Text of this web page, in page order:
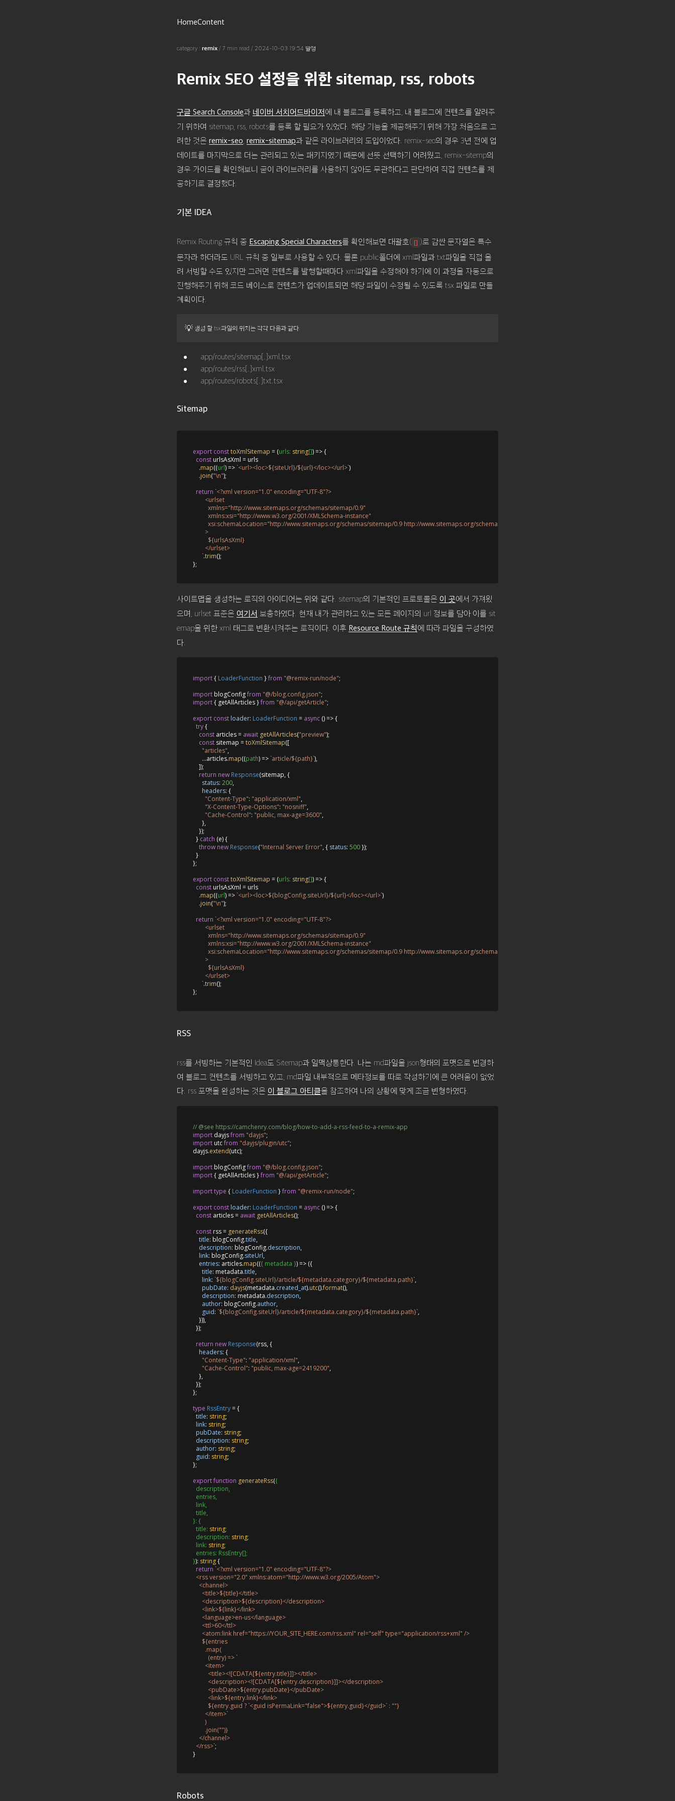
HomeContent
category : remix/7 min read / 2024-10-03 19:54 발행
Remix SEO 설정을 위한 sitemap, rss, robots
구글 Search Console과 네이버 서치어드바이저에 내 블로그를 등록하고, 내 블로그에 컨텐츠를 알려주
기 위하여 sitemap, rss, robots를 등록 할 필요가 있었다. 해당 기능을 제공해주기 위해 가장 처음으로 고
려한 것은 remix-seo remix-sitemap과 같은 라이브러리의 도입이었다. remix-seo의 경우 3년 전에 업
데이트를 마지막으로 더는 관리되고 있는 패키지였기 때문에 선뜻 선택하기 어려웠고, remix-sitemp의
경우 가이드를 확인해보니 굳이 라이브러리를 사용하지 않아도 무관하다고 판단하여 직접 컨텐츠를 제
공하기로 결정했다.
기본 IDEA
Remix Routing 규칙 중 Escaping Special Characters를 확인해보면 대괄호( [] )로 감싼 문자열은 특수
문자라 하더라도 URL 규칙 중 일부로 사용할 수 있다. 물론 public폴더에 xml파일과 txt파일을 직접 올
려 서빙할 수도 있지만 그러면 컨텐츠를 발행할때마다 xml파일을 수정해야 하기에 이 과정을 자동으로
진행해주기 위해 코드 베이스로 컨텐츠가 업데이트되면 해당 파일이 수정될 수 있도록 tsx 파일로 만들
계획이다.
💡 생성 할 tsx파일의 위치는 각각 다음과 같다.
app/routes/sitemap[.]xml.tsx
app/routes/rss[.]xml.tsx
app/routes/robots[.]txt.tsx
Sitemap
export consttoXmlSitemap = (urls: string[]) => {
const urlsAsXml = urls
    .
map((url) =>`<url><loc>${siteUrl}/${url}</loc></url>`)
    .
join("\n");
return `<?xml version="1.0" encoding="UTF-8"?>
        <urlset
          xmlns="http://www.sitemaps.org/schemas/sitemap/0.9"
          xmlns:xsi="http://www.w3.org/2001/XMLSchema-instance"
          xsi:schemaLocation="http://www.sitemaps.org/schemas/sitemap/0.9 http://www.sitemaps.org/schemas/sitemap/0.9/sitemap.xsd"
        >
${urlsAsXml}
        </urlset>
      `
.trim();
사이트맵을 생성하는 로직의 아이디어는 위와 같다. sitemap의 기본적인 프로토콜은 이 곳에서 가져욌
으며, urlset 표준은 여기서 보충하였다. 현재 내가 관리하고 있는 모든 페이지의 url 정보를 담아 이를 sit
emap을 위한 xml 태그로 변환시켜주는 로직이다. 이후 Resource Route 규칙에 따라 파일을 구성하였
다.
import { LoaderFunction } from "@remix-run/node";
import blogConfig from "@/blog.config.json"
import { getAllArticles } from "@/api/getArticle";
export const loader: LoaderFunction = async () => {
try {
const articles = await getAllArticles("preview");
const sitemap = toXmlSitemap([
"articles",
      ...articles.
map((path) =>`article/${path}`),
    ]);
return new Response(sitemap, {
status: 200,
headers: {
"Content-Type": "application/xml",
"X-Content-Type-Options": "nosniff",
"Cache-Control": "public, max-age=3600",
      },
    });
  }
catch (e) {
throw new Response("Internal Server Error", { status: 500 });
  }
};
export consttoXmlSitemap = (urls: string[]) => {
const urlsAsXml = urls
    .
map((url) =>`<url><loc>${blogConfig.siteUrl}/${url}</loc></url>`)
    .
join("\n");
return `<?xml version="1.0" encoding="UTF-8"?>
        <urlset
          xmlns="http://www.sitemaps.org/schemas/sitemap/0.9"
          xmlns:xsi="http://www.w3.org/2001/XMLSchema-instance"
          xsi:schemaLocation="http://www.sitemaps.org/schemas/sitemap/0.9 http://www.sitemaps.org/schemas/sitemap/0.9/sitemap.xsd"
        >
${urlsAsXml}
        </urlset>
      `
.trim();
RSS
rss를 서빙하는 기본적인 Idea도 Sitemap과 일맥상통한다. 나는 md파일을 json형태의 포맷으로 변경하
여 블로그 컨텐츠를 서빙하고 있고, md파일 내부적으로 메타정보를 따로 작성하기에 큰 어려움이 없었
다. rss 포맷을 완성하는 것은 이 블로그 아티클을 참조하여 나의 상황에 맞게 조금 변형하였다.
// @see https://camchenry.com/blog/how-to-add-a-rss-feed-to-a-remix-app
import dayjs from "dayjs"
import utc from "dayjs/plugin/utc";
dayjs.extend(utc);
import blogConfig from "@/blog.config.json"
import { getAllArticles } from "@/api/getArticle";
importtype { LoaderFunction } from "@remix-run/node";
export const loader: LoaderFunction = async () => {
const articles = await getAllArticles();
const rss = generateRss({
title: blogConfig.title,
description: blogConfig.description,
link: blogConfig.siteUrl,
entries: articles.map(({ metadata }) => ({
title: metadata.title,
link: `${blogConfig.siteUrl}/article/${metadata.category}/${metadata.path}`,
pubDate: dayjs(metadata.created_at).utc().format(),
description: metadata.description,
author: blogConfig.author,
guid: `${blogConfig.siteUrl}/article/${metadata.category}/${metadata.path}`,
    })),
  });
return new Response(rss, {
headers: {
"Content-Type": "application/xml",
"Cache-Control": "public, max-age=2419200",
    },
  });
};
type RssEntry = {
title: string;
link: string;
pubDate: string;
description: string;
author: string;
guid: string;
};
exportfunction generateRss({
  description,
  entries,
  link,
  title,
}: {
  title:
string;
  description:
string;
  link:
string;
  entries: RssEntry[];
}): string {
return `<?xml version="1.0" encoding="UTF-8"?>
  <rss version="2.0" xmlns:atom="http://www.w3.org/2005/Atom">
    <channel>
      <title>
${title}</title>
      <description>
${description}</description>
      <link>
${link}</link>
      <language>en-us</language>
      <ttl>60</ttl>
      <atom:link href="https://YOUR_SITE_HERE.com/rss.xml" rel="self" type="application/rss+xml" />
${entries
        .map(
          (entry) =>
`
        <item>
          <title><![CDATA[
${entry.title}]]></title>
          <description><![CDATA[
${entry.description}]]></description>
          <pubDate>
${entry.pubDate}</pubDate>
          <link>
${entry.link}</link>
${entry.guid ? `<guid isPermaLink="false">${entry.guid}</guid>` : ""}
        </item>`
        )
        .join(
"")}
    </channel>
  </rss>`
;
Robots